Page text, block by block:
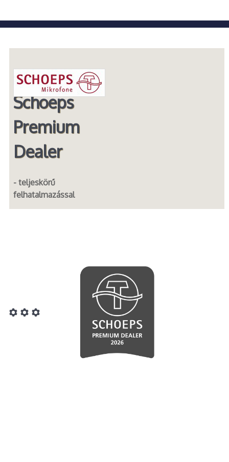
Schoeps
Premium
Dealer
- teljeskörű
felhatalmazással